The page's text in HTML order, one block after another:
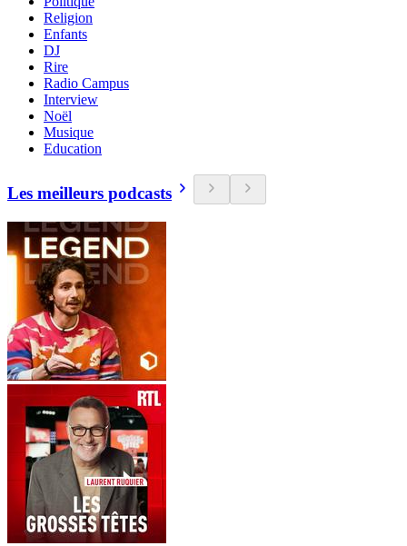
Religion
Enfants
DJ
Rire
Radio Campus
Interview
Noël
Musique
Education
Les meilleurs podcasts